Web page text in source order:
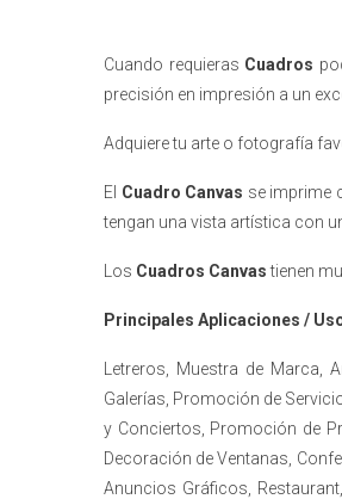
Cuando requieras Cuadros
precisión en impresión a un
Adquiere tu arte o fotografía
El Cuadro Canvas se imprime
tengan una vista artística con
Los Cuadros Canvas tienen
Principales Aplicaciones /
Letreros, Muestra de Marca,
Galerías, Promoción de
y Conciertos, Promoción de
Decoración de Ventanas,
Anuncios Gráficos,